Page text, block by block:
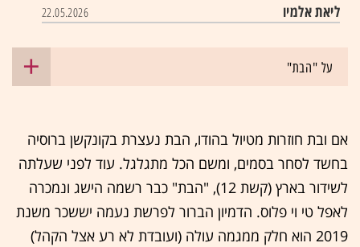
ליאת אלמיו 22.05.2026
על "הבת"
אם ובת חוזרות מטיול בהודו, הבת נעצרת בקונקשן ברוסיה
בחשד לסחר בסמים, ומשם הכל מתגלגל. עוד לפני שעלתה
לשידור בארץ (קשת 12), "הבת" כבר רשמה הישג ונמכרה
לאפל טי וי פלוס. הדמיון הברור לפרשת נעמה יששכר משנת
2019 הוא חלק ממגמה עולה (ועובדת לא רע אצל הקהל)